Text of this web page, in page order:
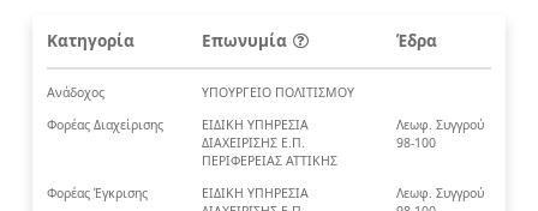
Κατηγορία Επωνυμία Έδρα
Ανάδοχος
ΥΠΟΥΡΓΕΙΟ ΠΟΛΙΤΙΣΜΟΥ
Φορέας Διαχείρισης
ΕΙΔΙΚΗ ΥΠΗΡΕΣΙΑ
ΔΙΑΧΕΙΡΙΣΗΣ Ε.Π.
ΠΕΡΙΦΕΡΕΙΑΣ ΑΤΤΙΚΗΣ
Λεωφ. Συγγρού
98-100
Φορέας Έγκρισης
ΕΙΔΙΚΗ ΥΠΗΡΕΣΙΑ
Λεωφ. Συγγρού